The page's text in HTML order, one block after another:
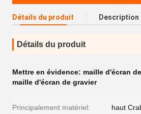
Détails du produit
Détails du produit
Mettre en évidence: maille d'écran
maille d'écran de gravier
Principalement matériel: haut